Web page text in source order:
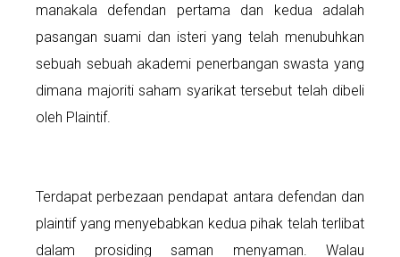
manakala defendan pertama dan kedua adalah
pasangan suami dan isteri yang telah menubuhkan
sebuah sebuah akademi penerbangan swasta yang
dimana majoriti saham syarikat tersebut telah dibeli
oleh Plaintif.
Terdapat perbezaan pendapat antara defendan dan
plaintif yang menyebabkan kedua pihak telah terlibat
dalam prosiding saman menyaman. Walau